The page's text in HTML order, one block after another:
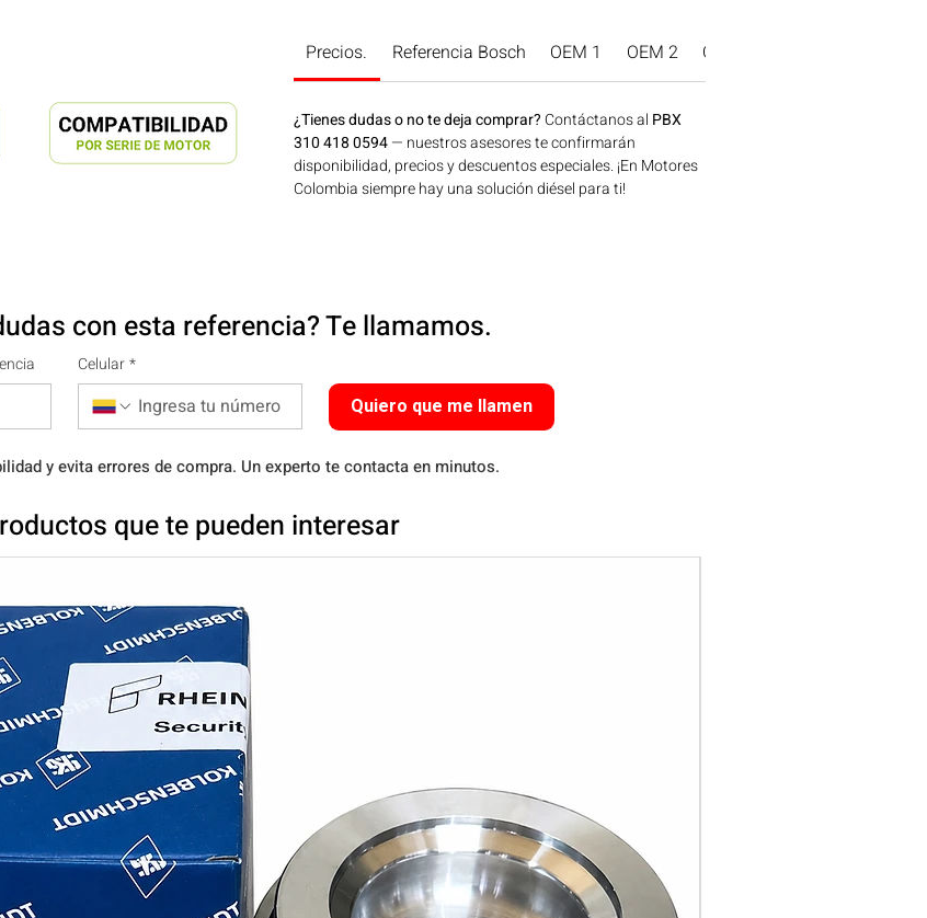
Precios. Referencia Bosch OEM 1 OEM 2 OEM 3
¿Tienes dudas o no te deja comprar? Contáctanos al PBX
310 418 0594— nuestros asesores te confirmarán
disponibilidad, precios y descuentos especiales. ¡En Motores
Colombia siempre hay una solución diésel para ti!
con esta referencia? Te llamamos.
Celular *
Quiero que me llamen
y evita errores de compra. Un experto te contacta en minutos.
que te pueden interesar